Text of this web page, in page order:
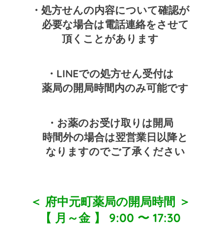
・処方せんの内容について確認が
必要な場合は電話連絡をさせて
頂くことがあります
・LINEでの処方せん受付は
薬局の開局時間内のみ可能です
・お薬のお受け取りは開局
時間外の場合は翌営業日以降と
なりますのでご了承ください
＜ 府中元町薬局の開局時間 ＞
【 月～金 】 9:00 ︎〜 17:30